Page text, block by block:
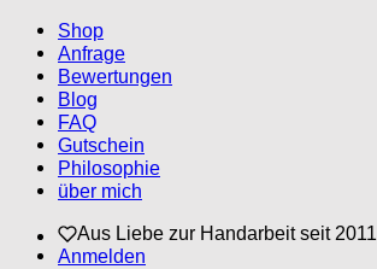
Zum
Inhalt
springen
Shop
Anfrage
Bewertungen
Blog
FAQ
Gutschein
Philosophie
über mich
Aus Liebe zur Handarbeit seit 2011
Anmelden